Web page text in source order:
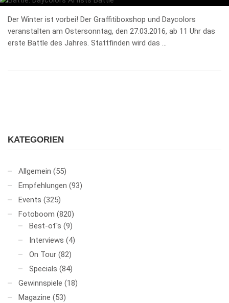
Der Winter ist vorbei! Der Graffitiboxshop und Daycolors
veranstalten am Ostersonntag, den 27.03.2016, ab 11 Uhr das
erste Battle des Jahres. Stattfinden wird das …
KATEGORIEN
Allgemein (55)
Empfehlungen (93)
Events (325)
Fotoboom (820)
Best-of's (9)
Interviews (4)
On Tour (82)
Specials (84)
Gewinnspiele (18)
Magazine (53)